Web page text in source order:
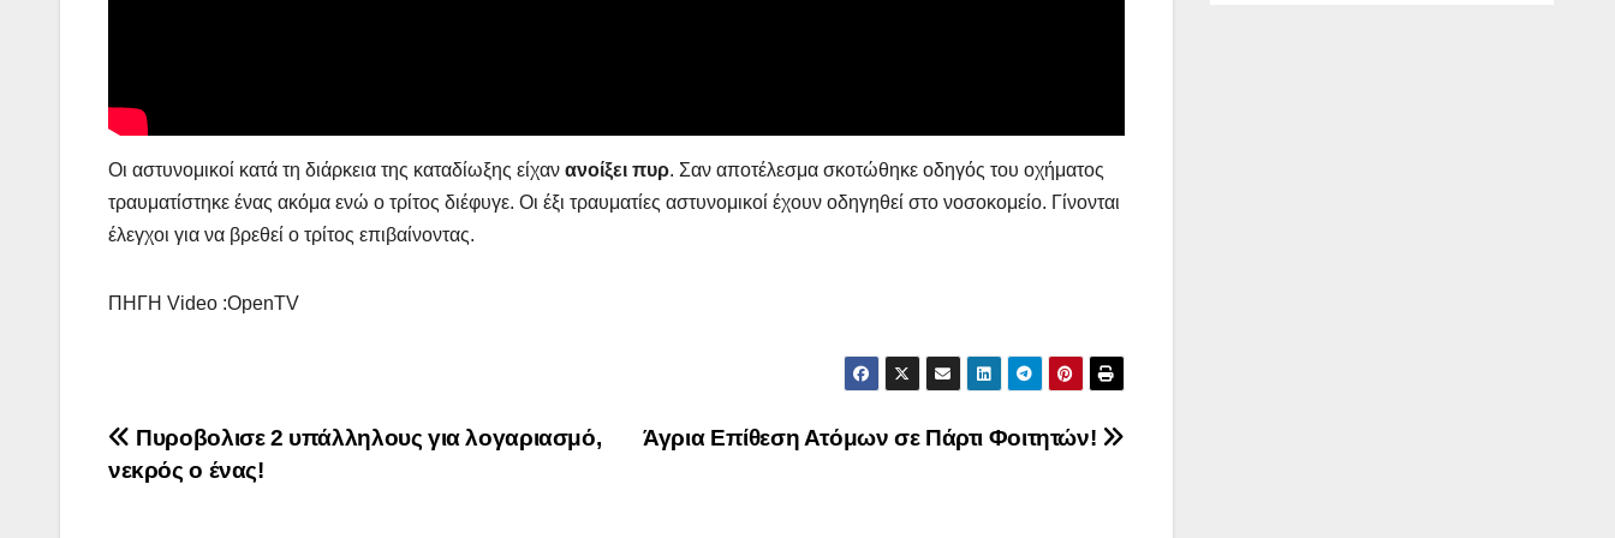
Οι αστυνομικοί κατά τη διάρκεια της καταδίωξης είχαν ανοίξει πυρ. Σαν αποτέλεσμα σκοτώθηκε οδηγός του οχήματος
τραυματίστηκε ένας ακόμα ενώ ο τρίτος διέφυγε. Οι έξι τραυματίες αστυνομικοί έχουν οδηγηθεί στο νοσοκομείο. Γίνονται
έλεγχοι για να βρεθεί ο τρίτος επιβαίνοντας.
ΠΗΓΗ Video :OpenTV
Πλοήγηση
άρθρων
Άγρια Επίθεση Ατόμων σε Πάρτι Φοιτητών!
Πυροβολισε 2 υπάλληλους για λογαριασμό,
νεκρός ο ένας!